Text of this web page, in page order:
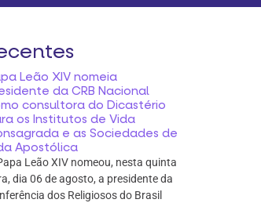
Leão XIV nomeia
da CRB Nacional
consultora do Dicastério
os Institutos de Vida
e as Sociedades de
Apostólica
Leão XIV nomeou, nesta quinta
dia 06 de agosto, a presidente da
dos Religiosos do Brasil